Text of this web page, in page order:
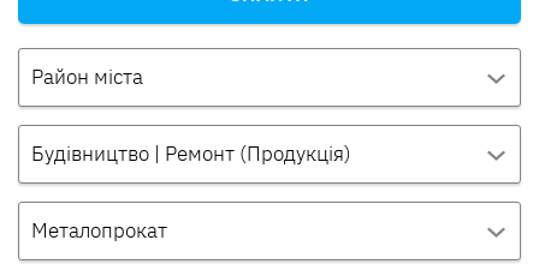
Район міста
Будівництво | Ремонт (Продукція)
Металопрокат